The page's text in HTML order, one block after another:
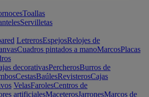
Toallas
Servilletas
LetrerosEspejosRelojes de
Cuadros pintados a manoMarcosPlacas
decorativasPercherosBurros de
CestasBaúlesRevisterosCajas
VelasFarolesCentros de
artificialesMaceterosJarronesMarcos de